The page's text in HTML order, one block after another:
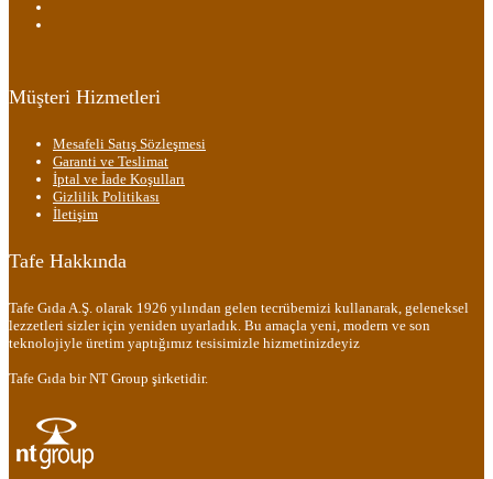
Müşteri Hizmetleri
Mesafeli Satış Sözleşmesi
Garanti ve Teslimat
İptal ve İade Koşulları
Gizlilik Politikası
İletişim
Tafe Hakkında
Tafe Gıda A.Ş. olarak 1926 yılından gelen tecrübemizi kullanarak, geleneksel
lezzetleri sizler için yeniden uyarladık. Bu amaçla yeni, modern ve son
teknolojiyle üretim yaptığımız tesisimizle hizmetinizdeyiz
Tafe Gıda bir NT Group şirketidir.